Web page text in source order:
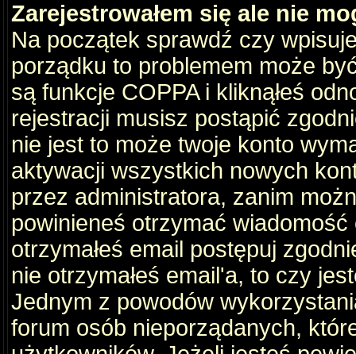
Zarejestrowałem się ale nie
Na początek sprawdź czy
porządku to problemem może
są funkcje COPPA i kliknąłeś
rejestracji musisz postąpić
nie jest to może twoje konto
aktywacji wszystkich nowych
przez administratora, zanim
powinieneś otrzymać
otrzymałeś email postępuj
nie otrzymałeś email'a, to czy
Jednym z powodów
forum osób nieporządanych,